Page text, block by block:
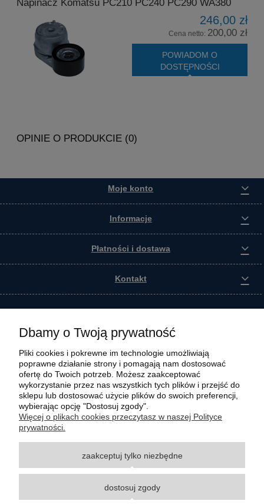
Napinacz Komatsu PC210 PC240 PC290 WA380
246,00 zł
Cena netto: 200,00 zł
POWIADOM O
DOSTĘPNOŚCI
OPINIE O PRODUKCIE (0)
Moje konto
Informacje
Płatności i dostawa
Kontakt
Wszystkie materiały graficzne i zdjęciowe zamieszczone na stronie internetowej polmasz.pl
są prawnie chronione i stanowią własność intelektualną polmasz.pl. Jakiekolwiek
z zastrzeżeniem korzystania o charakterze niekomercyjnym dla użytku osobistego, ze
wskazaniem źródła. Nazwy Carraro, Case, Cat, Caterpillar, Dana Spicer, Doosan, Komatsu,
znakami towarowymi odpowiednich producentów oryginalnego sprzętu. Wszystkie nazwy,
opisy, numery i symbole zostały użyte wyłącznie w celach informacyjnych lub
Dbamy o Twoją prywatność
Pliki cookies i pokrewne im technologie umożliwiają
poprawne działanie strony i pomagają nam dostosować
ofertę do Twoich potrzeb. Możesz zaakceptować
wykorzystanie przez nas wszystkich tych plików i przejść do
sklepu lub dostosować użycie plików do swoich preferencji,
wybierając opcję "Dostosuj zgody".
Więcej o plikach cookies przeczytasz w naszej Polityce
prywatności.
zaakceptuj tylko niezbędne
dostosuj zgody